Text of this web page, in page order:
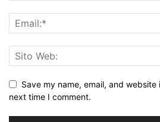
Save my name, email, and
next time I comment.